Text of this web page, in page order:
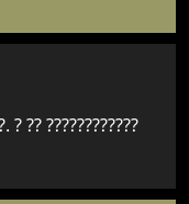
? ?? ????????????